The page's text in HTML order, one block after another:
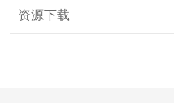
资源下载